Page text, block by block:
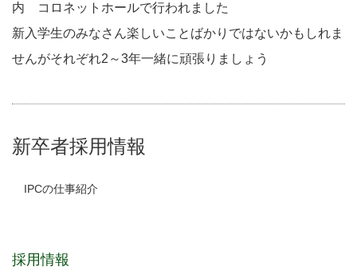
内 コロネットホールで行われました
新入学生のみなさん楽しいことばかりではないかもしれま
せんがそれぞれ2～3年一緒に頑張りましょう
新卒者採用情報
IPCの仕事紹介
採用情報